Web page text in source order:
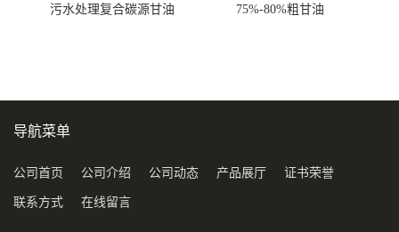
污水处理复合碳源甘油
75%-80%粗甘油
导航菜单
公司首页 公司介绍 公司动态 产品展厅 证书荣誉
联系方式 在线留言